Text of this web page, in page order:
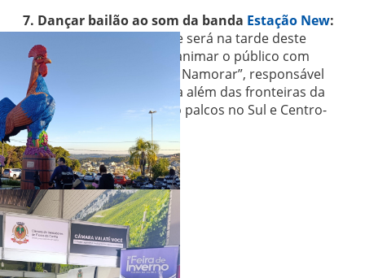
7. Dançar bailão ao som da banda Estação New:
o show do grupo caxiense será na tarde deste
domingo (13) e promete animar o público com
sucessos como “Quer Me Namorar”, responsável
por projetar a banda para além das fronteiras da
Serra gaúcha, alcançando palcos no Sul e Centro-
Oeste do Brasil.